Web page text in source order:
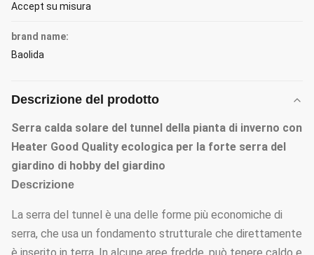
Accept su misura
brand name:
Baolida
Descrizione del prodotto
Serra calda solare del tunnel della pianta di inverno con
Heater Good Quality ecologica per la forte serra del
giardino di hobby del giardino
Descrizione
La serra del tunnel è una delle forme più economiche di
serra, che usa un fondamento strutturale che direttamente